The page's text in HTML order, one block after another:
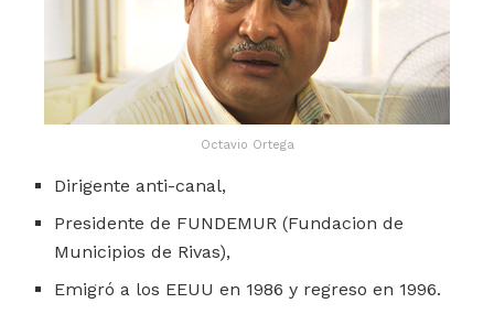
Octavio Ortega
Dirigente anti-canal,
Presidente de FUNDEMUR (Fundacion de
Municipios de Rivas),
Emigró a los EEUU en 1986 y regreso en 1996.